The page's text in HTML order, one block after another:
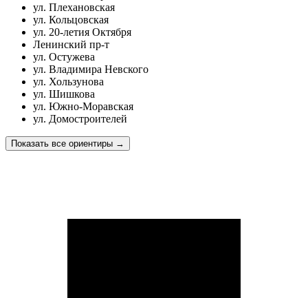
ул. Плехановская
ул. Кольцовская
ул. 20-летия Октября
Ленинский пр-т
ул. Остужева
ул. Владимира Невского
ул. Хользунова
ул. Шишкова
ул. Южно-Моравская
ул. Домостроителей
Показать все ориентиры →